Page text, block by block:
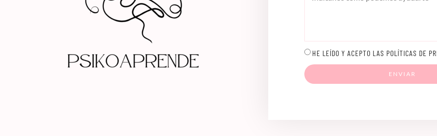
HE LEÍDO Y ACEPTO LAS POLÍTICAS DE
ENVIAR